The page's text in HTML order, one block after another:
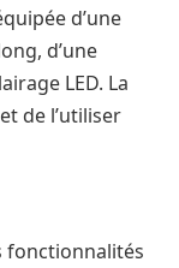
d’une
d’une
LED. La
de l’utiliser
fonctionnalités